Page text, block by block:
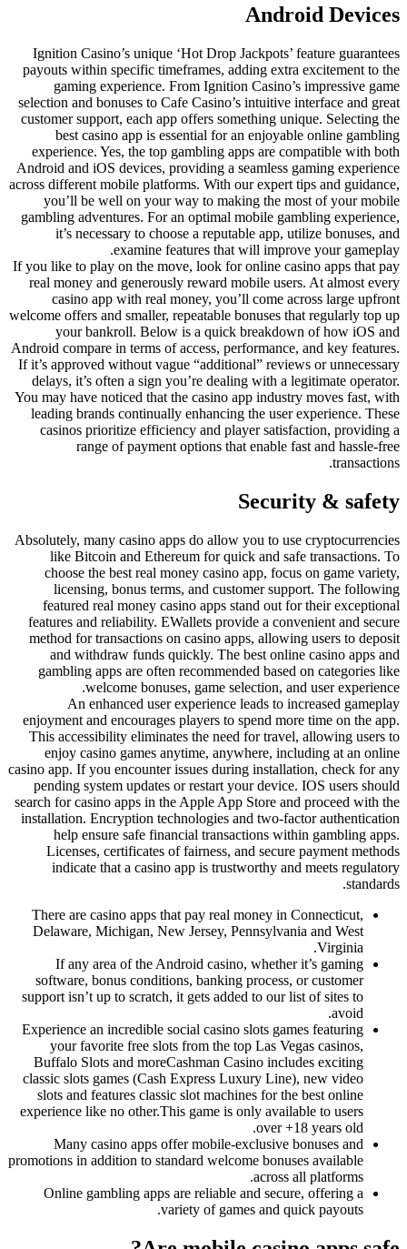
Android Devices
Ignition Casino’s unique ‘Hot Drop Jackpots’ feature guarantees
payouts within specific timeframes, adding extra excitement to the
gaming experience. From Ignition Casino’s impressive game
selection and bonuses to Cafe Casino’s intuitive interface and great
customer support, each app offers something unique. Selecting the
best casino app is essential for an enjoyable online gambling
experience. Yes, the top gambling apps are compatible with both
Android and iOS devices, providing a seamless gaming experience
across different mobile platforms. With our expert tips and guidance,
you’ll be well on your way to making the most of your mobile
gambling adventures. For an optimal mobile gambling experience,
it’s necessary to choose a reputable app, utilize bonuses, and
examine features that will improve your gameplay.
If you like to play on the move, look for online casino apps that pay
real money and generously reward mobile users. At almost every
casino app with real money, you’ll come across large upfront
welcome offers and smaller, repeatable bonuses that regularly top up
your bankroll. Below is a quick breakdown of how iOS and
Android compare in terms of access, performance, and key features.
If it’s approved without vague “additional” reviews or unnecessary
delays, it’s often a sign you’re dealing with a legitimate operator.
You may have noticed that the casino app industry moves fast, with
leading brands continually enhancing the user experience. These
casinos prioritize efficiency and player satisfaction, providing a
range of payment options that enable fast and hassle-free
transactions.
Security & safety
Absolutely, many casino apps do allow you to use cryptocurrencies
like Bitcoin and Ethereum for quick and safe transactions. To
choose the best real money casino app, focus on game variety,
licensing, bonus terms, and customer support. The following
featured real money casino apps stand out for their exceptional
features and reliability. EWallets provide a convenient and secure
method for transactions on casino apps, allowing users to deposit
and withdraw funds quickly. The best online casino apps and
gambling apps are often recommended based on categories like
welcome bonuses, game selection, and user experience.
An enhanced user experience leads to increased gameplay
enjoyment and encourages players to spend more time on the app.
This accessibility eliminates the need for travel, allowing users to
enjoy casino games anytime, anywhere, including at an online
casino app. If you encounter issues during installation, check for any
pending system updates or restart your device. IOS users should
search for casino apps in the Apple App Store and proceed with the
installation. Encryption technologies and two-factor authentication
help ensure safe financial transactions within gambling apps.
Licenses, certificates of fairness, and secure payment methods
indicate that a casino app is trustworthy and meets regulatory
standards.
There are casino apps that pay real money in Connecticut,
Delaware, Michigan, New Jersey, Pennsylvania and West
Virginia.
If any area of the Android casino, whether it’s gaming
software, bonus conditions, banking process, or customer
support isn’t up to scratch, it gets added to our list of sites to
avoid.
Experience an incredible social casino slots games featuring
your favorite free slots from the top Las Vegas casinos,
Buffalo Slots and moreCashman Casino includes exciting
classic slots games (Cash Express Luxury Line), new video
slots and features classic slot machines for the best online
experience like no other.This game is only available to users
over +18 years old.
Many casino apps offer mobile-exclusive bonuses and
promotions in addition to standard welcome bonuses available
across all platforms.
Online gambling apps are reliable and secure, offering a
variety of games and quick payouts.